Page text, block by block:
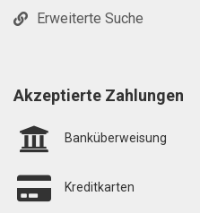
Erweiterte Suche
Akzeptierte Zahlungen
Banküberweisung
Kreditkarten